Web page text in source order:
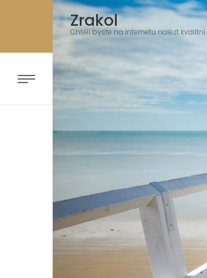
Zrakol
Chtěli byste na internetu nalézt